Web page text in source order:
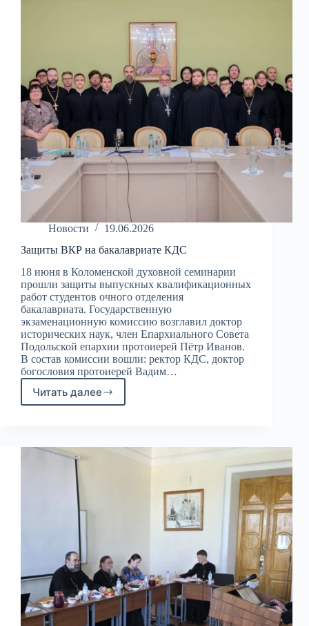
Новости
19.06.2026
Защиты ВКР на бакалавриате КДС
18 июня в Коломенской духовной семинарии
прошли защиты выпускных квалификационных
работ студентов очного отделения
бакалавриата. Государственную
экзаменационную комиссию возглавил доктор
исторических наук, член Епархиального Совета
Подольской епархии протоиерей Пётр Иванов.
В состав комиссии вошли: ректор КДС, доктор
богословия протоиерей Вадим…
Читать далее
Защиты
КДС